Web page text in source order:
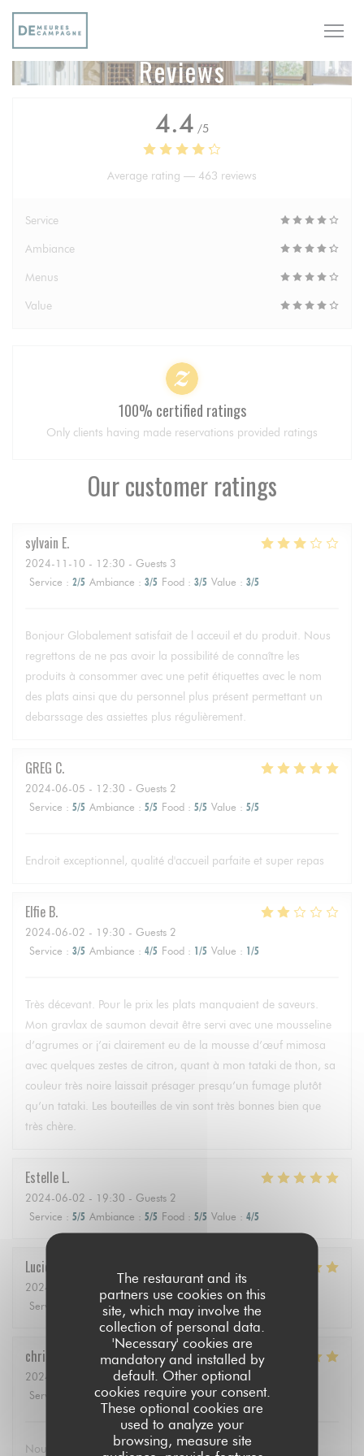
Personalizing your cookie choices
The restaurant and its
partners use cookies on this
site, which may involve the
collection of personal data.
'Necessary' cookies are
mandatory and installed by
default. Other optional
cookies require your consent.
These optional cookies are
used to analyze your
browsing, measure site
Reviews
Our customer ratings
sylvain E
2024-11-10 - 12:30 - Guests 3
Service : 2/5 Ambiance : 3/5 Food : 3/5 Value : 3/5
Bonjour Globalement satisfait de l acceuil et du produit. Nous
regrettons de ne pas avoir la possibilité de connaître les
produits à consommer avec une petit étiquettes avec le nom
des plats ainsi que du personnel plus présent permettant un
debarssage des assiettes plus régulièrement.
GREG C
2024-06-05 - 12:30 - Guests 2
Service : 5/5 Ambiance : 5/5 Food : 5/5 Value : 5/5
Endroit exceptionnel, qualité d'accueil parfaite et super repas
Elfie B
2024-06-02 - 19:30 - Guests 2
Service : 3/5 Ambiance : 4/5 Food : 1/5 Value : 1/5
Très décevant. Pour le prix les plats manquaient de saveurs.
Mon gravlax de saumon devait être servi avec une mousseline
d’agrumes or j’ai clairement eu de la mousse d’œuf mimosa
avec quelques zestes de citron, quant à mon tataki de thon, sa
couleur très noire laissait présager presqu’un fumage plutôt
qu’un tataki. Les bouteilles de vin sont très bonnes bien que
très chère.
Estelle L
2024-06-02 - 19:30 - Guests 2
Service : 5/5 Ambiance : 5/5 Food : 5/5 Value : 4/5
Lucie
2024-06-02
- 13:00 - Guests 2
Service
Ambiance : 5 5/5 Value 4
christian
2024-06-02
- 11:30 - Guests 6
Service
Ambiance: 4/5 Food: 4/5 Value: 5/5
Nous avons apprécié l’accueil chaleureux et familial, la
4.4 /5
Average rating — 463 reviews
Service
Ambiance
Menus
Value
100% certified ratings
Only clients having made reservations provided ratings